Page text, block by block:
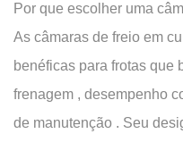
Por que escolher uma
As câmaras de freio em
benéficas para frotas que
frenagem , desempenho
de manutenção . Seu